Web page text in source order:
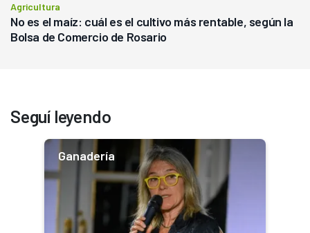
Agricultura
No es el maíz: cuál es el cultivo más rentable, según la
Bolsa de Comercio de Rosario
Seguí leyendo
Ganadería